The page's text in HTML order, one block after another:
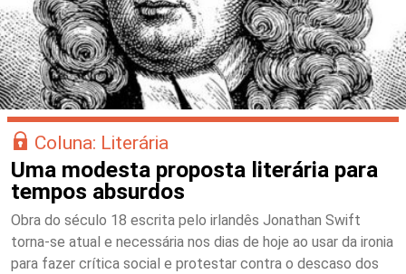
Coluna: Literária
Uma modesta proposta literária para
tempos absurdos
Obra do século 18 escrita pelo irlandês Jonathan Swift
torna-se atual e necessária nos dias de hoje ao usar da ironia
para fazer crítica social e protestar contra o descaso dos